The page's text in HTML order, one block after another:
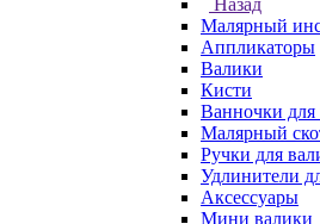
Назад
Малярный
Аппликаторы
Валики
Кисти
Ванночки для
Малярный
Ручки для
Удлинители
Аксессуары
Мини валики